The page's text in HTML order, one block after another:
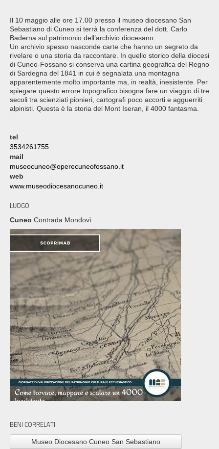
Il 10 maggio alle ore 17.00 presso il museo diocesano San
Sebastiano di Cuneo si terrà la conferenza del dott. Carlo
Baderna sul patrimonio dell’archivio diocesano.
Un archivio spesso nasconde carte che hanno un segreto da
rivelare o una storia da raccontare. In quello storico della diocesi
di Cuneo-Fossano si conserva una cartina geografica del Regno
di Sardegna del 1841 in cui è segnalata una montagna
apparentemente molto importante ma, in realtà, inesistente. Per
spiegare questo errore topografico bisogna fare un viaggio di tre
secoli tra scienziati pionieri, cartografi poco accorti e agguerriti
alpinisti. Questa è la storia del Mont Iseran, il 4000 fantasma.
tel
3534261755
mail
museocuneo@operecuneofossano.it
web
www.museodiocesanocuneo.it
LUOGO
Cuneo Contrada Mondovì
BENI CORRELATI
Museo Diocesano Cuneo San Sebastiano